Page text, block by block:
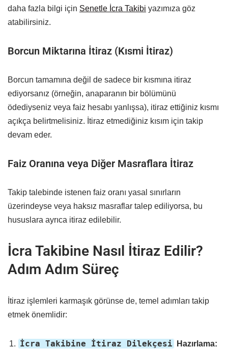
daha fazla bilgi için Senetle İcra Takibi yazımıza göz
atabilirsiniz.
Borcun Miktarına İtiraz (Kısmi İtiraz)
Borcun tamamına değil de sadece bir kısmına itiraz
ediyorsanız (örneğin, anaparanın bir bölümünü
ödediyseniz veya faiz hesabı yanlışsa), itiraz ettiğiniz kısmı
açıkça belirtmelisiniz. İtiraz etmediğiniz kısım için takip
devam eder.
Faiz Oranına veya Diğer Masraflara İtiraz
Takip talebinde istenen faiz oranı yasal sınırların
üzerindeyse veya haksız masraflar talep ediliyorsa, bu
hususlara ayrıca itiraz edilebilir.
İcra Takibine Nasıl İtiraz Edilir?
Adım Adım Süreç
İtiraz işlemleri karmaşık görünse de, temel adımları takip
etmek önemlidir:
İcra Takibine İtiraz Dilekçesi Hazırlama: